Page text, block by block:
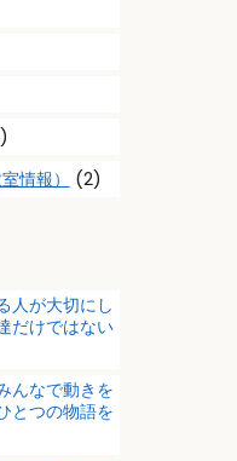
情報） (2)
人が大切にし
だけではない
んなで動きを
とつの物語を